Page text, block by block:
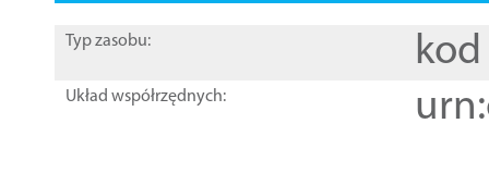
Typ zasobu: kod
Układ współrzędnych: